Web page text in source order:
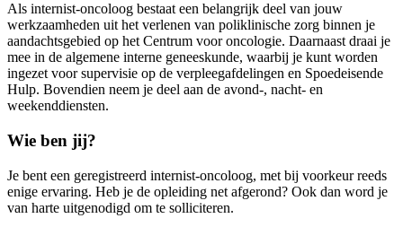
Als internist-oncoloog bestaat een belangrijk deel van jouw
werkzaamheden uit het verlenen van poliklinische zorg binnen je
aandachtsgebied op het Centrum voor oncologie. Daarnaast draai je
mee in de algemene interne geneeskunde, waarbij je kunt worden
ingezet voor supervisie op de verpleegafdelingen en Spoedeisende
Hulp. Bovendien neem je deel aan de avond-, nacht- en
weekenddiensten.
Wie ben jij?
Je bent een geregistreerd internist-oncoloog, met bij voorkeur reeds
enige ervaring. Heb je de opleiding net afgerond? Ook dan word je
van harte uitgenodigd om te solliciteren.